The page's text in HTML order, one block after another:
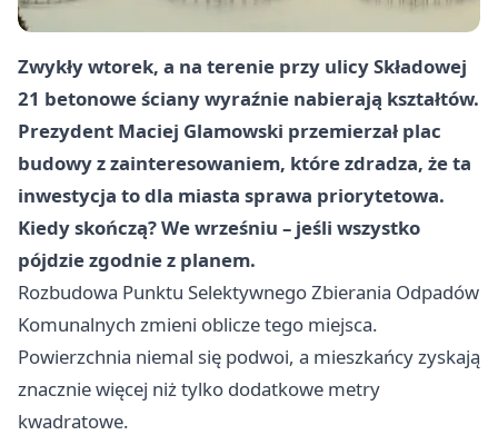
Zwykły wtorek, a na terenie przy ulicy Składowej
21 betonowe ściany wyraźnie nabierają kształtów.
Prezydent Maciej Glamowski przemierzał plac
budowy z zainteresowaniem, które zdradza, że ta
inwestycja to dla miasta sprawa priorytetowa.
Kiedy skończą? We wrześniu – jeśli wszystko
pójdzie zgodnie z planem.
Rozbudowa Punktu Selektywnego Zbierania Odpadów
Komunalnych zmieni oblicze tego miejsca.
Powierzchnia niemal się podwoi, a mieszkańcy zyskają
znacznie więcej niż tylko dodatkowe metry
kwadratowe.